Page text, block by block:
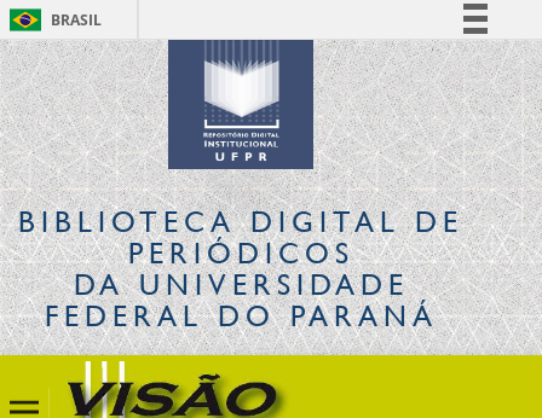
BRASIL
Simplifique!
Comunica BR
Participe
Acesso à informação
Legislação
Canais
BIBLIOTECA DIGITALDE
PERIÓDICOS
DA UNIVERSIDADE
FEDERAL DO PARANÁ